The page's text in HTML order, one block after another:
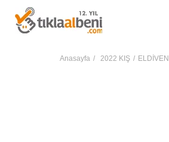
Anasayfa 2022 KIŞ ELDİVEN